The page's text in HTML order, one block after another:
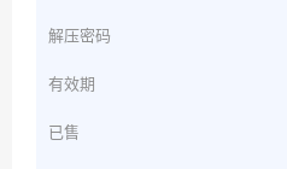
解压密码
有效期
已售